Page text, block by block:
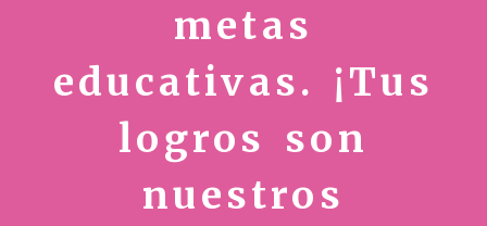
metas
educativas. ¡Tus
logros son
nuestros